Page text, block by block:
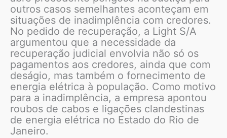
outros casos semelhantes aconteçam em
situações de inadimplência com credores.
No pedido de recuperação, a Light S/A
argumentou que a necessidade da
recuperação judicial envolvia não só os
pagamentos aos credores, ainda que com
deságio, mas também o fornecimento de
energia elétrica à população. Como motivo
para a inadimplência, a empresa apontou
roubos de cabos e ligações clandestinas
de energia elétrica no Estado do Rio de
Janeiro.